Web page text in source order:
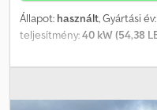
Állapot: használt, Gyártási év:
teljesítmény:40 kW (54,38
,
vezetőfülke:egyéb,
, Jármű helye:
csuklós kormányzás, nem